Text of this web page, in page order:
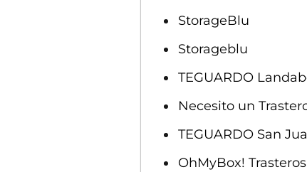
StorageBlu
Storageblu
TEGUARDO
Necesito un
TEGUARDO San
OhMyBox!